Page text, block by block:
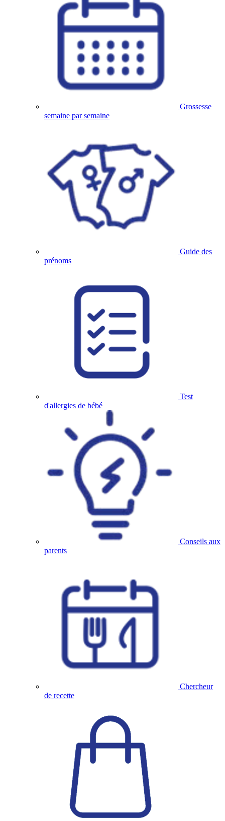
Grossesse
semaine par semaine
Guide des
prénoms
Test
d'allergies de bébé
Conseils aux
parents
Chercheur
de recette